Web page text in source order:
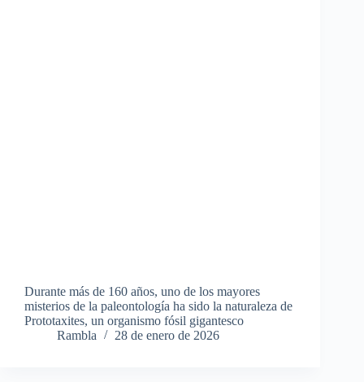
Durante más de 160 años, uno de los mayores
misterios de la paleontología ha sido la naturaleza de
Prototaxites, un organismo fósil gigantesco
Rambla
28 de enero de 2026